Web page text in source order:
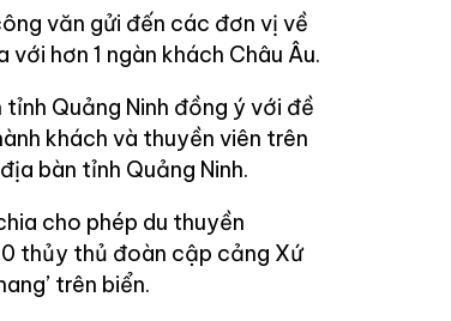
văn gửi đến các đơn vị về
hơn 1 ngàn khách Châu Âu.
tỉnh Quảng Ninh đồng ý với đề
khách và thuyền viên trên
bàn tỉnh Quảng Ninh.
cho phép du thuyền
thủy thủ đoàn cập cảng Xứ
trên biển.